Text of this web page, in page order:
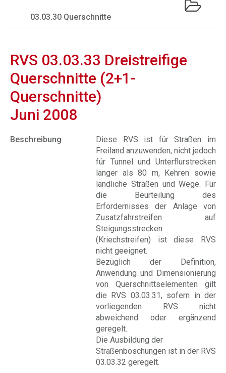
03.03.30 Querschnitte
RVS 03.03.33 Dreistreifige
Querschnitte (2+1-
Querschnitte)
Juni 2008
Beschreibung
Diese RVS ist für Straßen im
Freiland anzuwenden, nicht jedoch
für Tunnel und Unterflurstrecken
länger als 80 m, Kehren sowie
ländliche Straßen und Wege. Für
die Beurteilung des
Erfordernisses der Anlage von
Zusatzfahrstreifen auf
Steigungsstrecken
(Kriechstreifen) ist diese RVS
nicht geeignet.
Bezüglich der Definition,
Anwendung und Dimensionierung
von Querschnittselementen gilt
die RVS 03.03.31, sofern in der
vorliegenden RVS nicht
abweichend oder ergänzend
geregelt.
Die Ausbildung der
Straßenböschungen ist in der RVS
03.03.32 geregelt.